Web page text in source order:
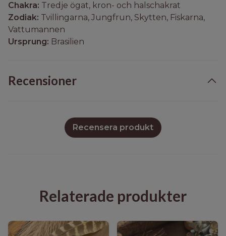
Chakra: Tredje ögat, kron- och halschakrat
Zodiak: Tvillingarna, Jungfrun, Skytten, Fiskarna,
Vattumannen
Ursprung: Brasilien
Recensioner
Recensera produkt
Relaterade produkter